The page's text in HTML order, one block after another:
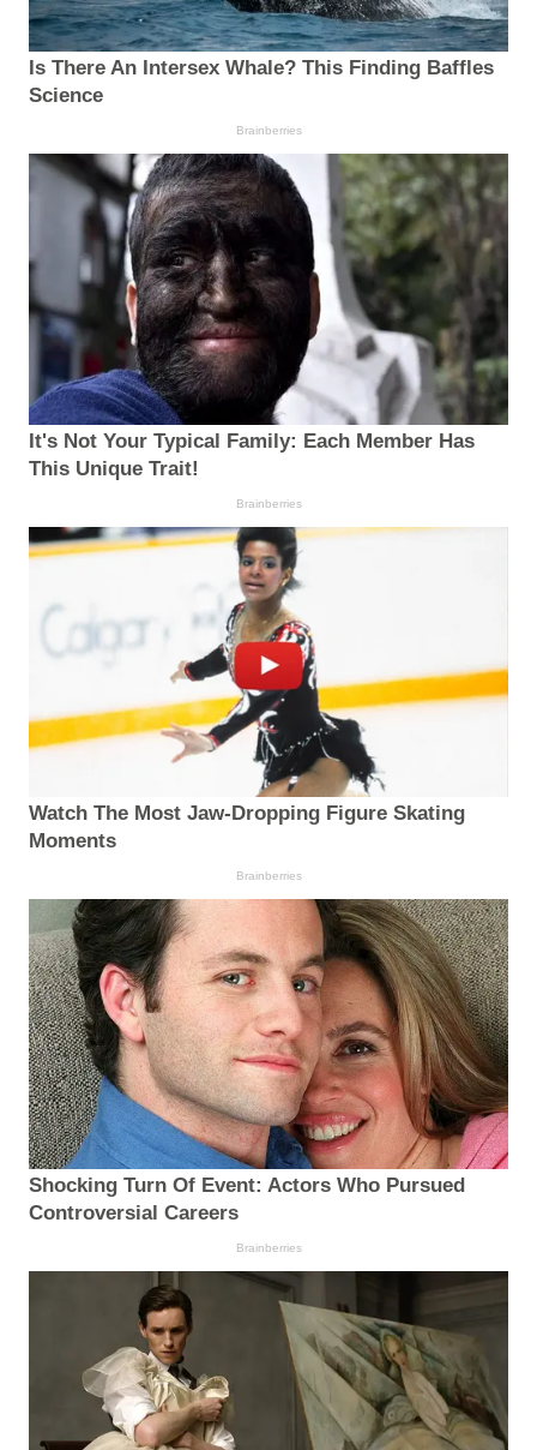
Is There An Intersex Whale? This Finding Baffles
Science
Brainberries
It's Not Your Typical Family: Each Member Has
This Unique Trait!
Brainberries
Watch The Most Jaw‑Dropping Figure Skating
Moments
Brainberries
Shocking Turn Of Event: Actors Who Pursued
Controversial Careers
Brainberries